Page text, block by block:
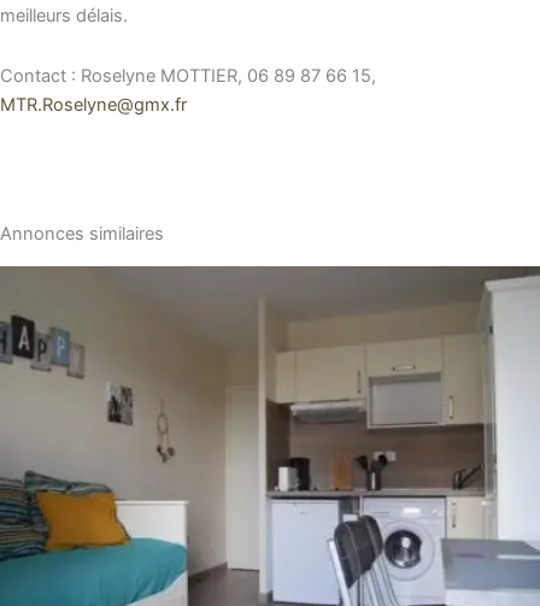
meilleurs délais.
Contact : Roselyne MOTTIER, 06 89 87 66 15,
MTR.Roselyne@gmx.fr
Annonces similaires